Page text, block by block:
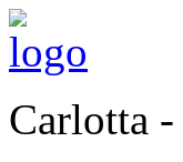
Carlotta -